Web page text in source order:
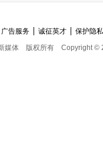
广告服务 诚征英才
保护隐
媒体
版权所有 Copyright ©